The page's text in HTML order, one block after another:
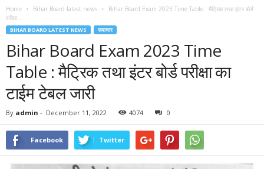
Home Bihar Board latest news
Bihar Board Exam 2023 Time Table : मैट्रिक तथा इंटर बोर्ड
परीक्षा...
BIHAR BOARD LATEST NEWS समाचार
Bihar Board Exam 2023 Time
Table : मैट्रिक तथा इंटर बोर्ड परीक्षा का
टाईम टेबल जारी
By admin - December 11, 2022 4074 0
Facebook Twitter